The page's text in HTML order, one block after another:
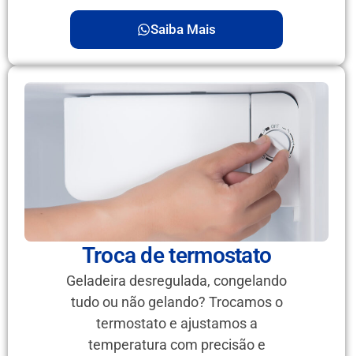
Saiba Mais
Troca de termostato
Geladeira desregulada, congelando
tudo ou não gelando? Trocamos o
termostato e ajustamos a
temperatura com precisão e